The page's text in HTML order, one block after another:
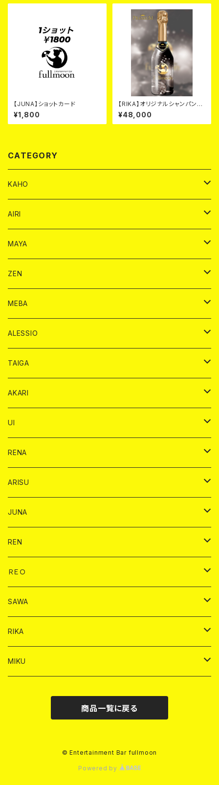
【JUNA】ショットカード
¥1,800
【RIKA】オリジナルシャンパン
ブラック カード
¥48,000
CATEGORY
KAHO
シャンパンカード
モエシャンドン カード
ヴーヴクリコ カード
BAIKA カード
ノーマル カード
プレミアム カード
ドリンク カード
１ドリンクカード
ショット
チェキ カード
チェキ １５００円
AIRI
シャンパン カード
モエシャンドン カード
ヴーヴクリコ カード
BAIKA カード
ノーマル カード
プレミアム カード
ドリンク カード
１ドリンク カード
ショット
チェキ カード
チェキ １５００円
MAYA
ドリンク
1ドリンク
ショット
チェキ
BAIKA
ZEN
ドリンク
シャンパン
ショット
チェキ
BAIKA
MEBA
ドリンク
シャンパンカード
ドリンクカード
チップ
チェキ
ALESSIO
ドリンク
シャンパン
1ドリンク
チップ
TAIGA
ドリンク
シャンパン
1ドリンク
チップ
AKARI
ドリンク
1ドリンク
ショット
UI
バイカ
ドリンク
シャンパン
ドリンク
チェキ
RENA
バイカ
ドリンク
ドリンク
ヤードグラス
チェキ
ARISU
バイカ
ドリンク
ドリンク
シャンパン
チェキ
JUNA
バイカ
ドリンク
シャンパン
ヤードグラス
チェキ
REN
バイカ
ドリンク
ショット
シャンパン
チェキ
ＲＥＯ
ドリンク
シャンパン
ショット
バイカ
チェキ
SAWA
ドリンク
シャンパン
バイカ
RIKA
ドリンク
MIKU
商品一覧に戻る
© Entertainment Bar fullmoon
Powered by